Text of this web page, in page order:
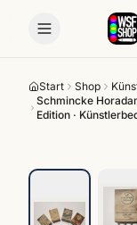
Start Shop
Schmincke
Edition ·